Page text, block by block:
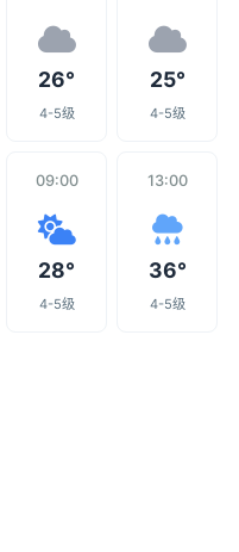
26°
4-5级
25°
4-5级
09:00
28°
4-5级
13:00
36°
4-5级